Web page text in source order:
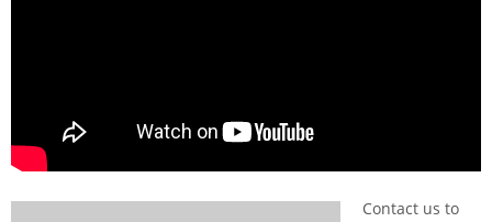
Contact us to